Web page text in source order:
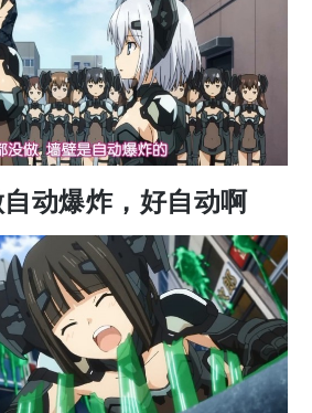
动爆炸，好自动啊